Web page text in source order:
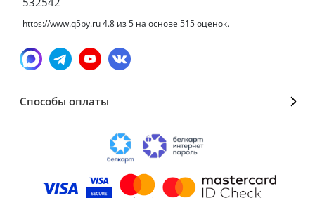
https://www.q5by.ru4.8 из5 на основе 515оценок.
Способы оплаты